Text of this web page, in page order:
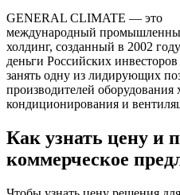
GENERAL CLIMATE — это
международный
холдинг, созданный в 2002
деньги Российских
занять одну из лидирующих
производителей
кондиционирования и
Как узнать цену и
коммерческое